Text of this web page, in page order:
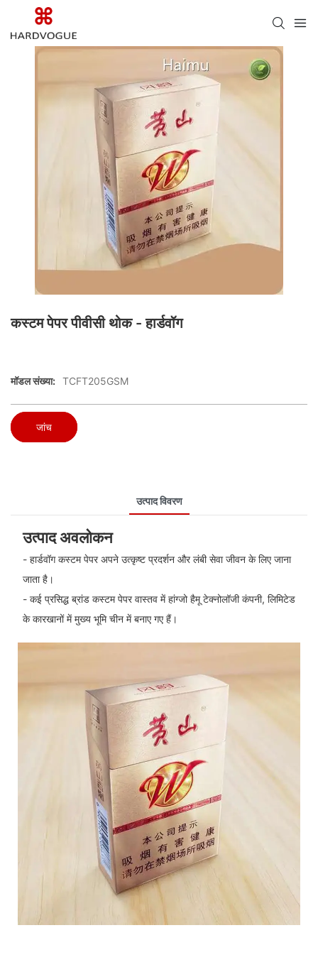
कस्टम पेपर पीवीसी थोक - हार्डवॉग
मॉडल संख्या: TCFT205GSM
जांच
उत्पाद विवरण
उत्पाद अवलोकन
- हार्डवॉग कस्टम पेपर अपने उत्कृष्ट प्रदर्शन और लंबी सेवा जीवन के लिए जाना
जाता है।
- कई प्रसिद्ध ब्रांड कस्टम पेपर वास्तव में हांग्जो हैमू टेक्नोलॉजी कंपनी, लिमिटेड
के कारखानों में मुख्य भूमि चीन में बनाए गए हैं।